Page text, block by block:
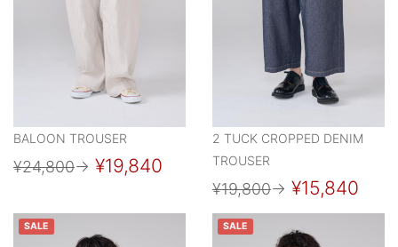
BALOON TROUSER
¥24,800→ ¥19,840
2 TUCK CROPPED DENIM
TROUSER
¥19,800→ ¥15,840
SALE SALE